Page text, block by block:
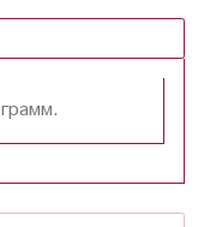
грамм.